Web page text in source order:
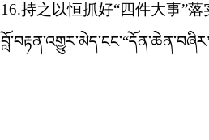
16.持之以恒抓好“四件大事”